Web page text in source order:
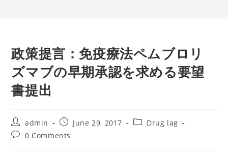
政策提言：免疫療法ペムブロリ
ズマブの早期承認を求める要望
書提出
Post
author:
admin
Post
published:
June 29, 2017
PostDrug lag
Post0 Comments